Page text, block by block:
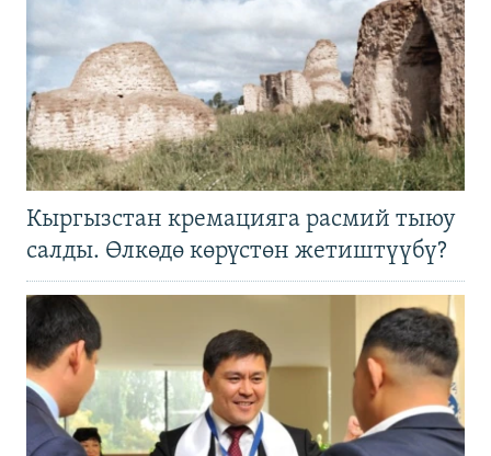
Кыргызстан кремацияга расмий тыюу
салды. Өлкөдө көрүстөн жетиштүүбү?